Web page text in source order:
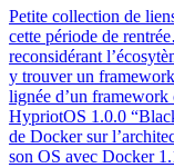
Petite collection de
cette période de
reconsidérant
y trouver un
lignée d’un
HypriotOS 1.0.0
de Docker sur
son OS avec Docker